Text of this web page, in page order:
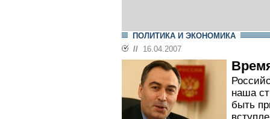
ПОЛИТИКА И ЭКОНОМИКА
// 16.04.2007
наша
быть